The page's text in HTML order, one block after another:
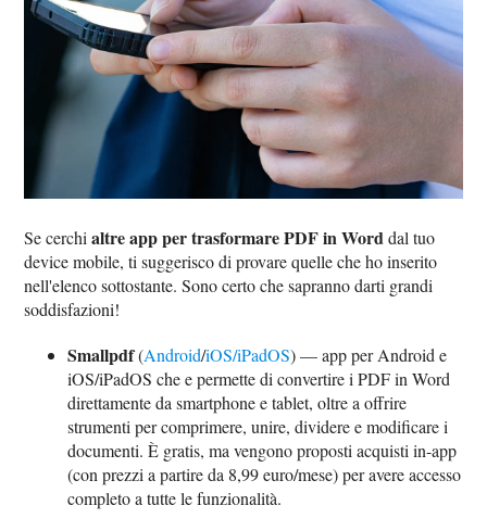
Se cerchialtre app per trasformare PDF in Worddal tuo
device mobile, ti suggerisco di provare quelle che ho inserito
nell'elenco sottostante. Sono certo che sapranno darti grandi
soddisfazioni!
Smallpdf(Android/iOS/iPadOS) — app per Android e
iOS/iPadOS che e permette di convertire i PDF in Word
direttamente da smartphone e tablet, oltre a offrire
strumenti per comprimere, unire, dividere e modificare i
documenti. È gratis, ma vengono proposti acquisti in-app
(con prezzi a partire da 8,99 euro/mese) per avere accesso
completo a tutte le funzionalità.